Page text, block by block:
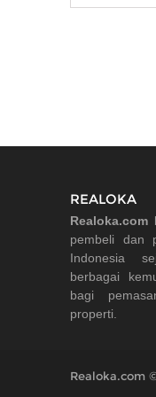
REALOKA
Realoka.com
pembeli dan
Indonesia
berbagai
bagi
properti.
Realoka.com